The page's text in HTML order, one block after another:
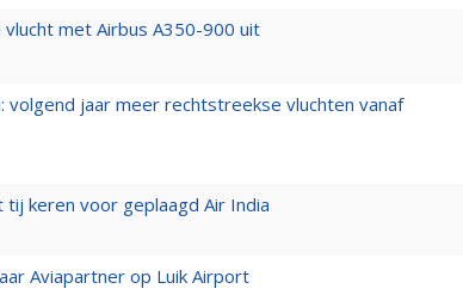
met Airbus A350-900 uit
volgend jaar meer rechtstreekse vluchten vanaf
keren voor geplaagd Air India
Aviapartner op Luik Airport